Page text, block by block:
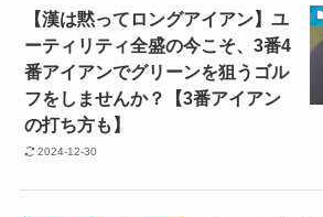
【漢は黙ってロングアイアン】ユ
ーティリティ全盛の今こそ、3番4
番アイアンでグリーンを狙うゴル
フをしませんか？【3番アイアン
の打ち方も】
2024-12-30